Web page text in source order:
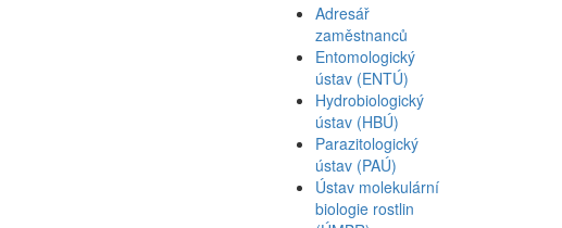
Adresář
zaměstnanců
Entomologický
ústav (ENTÚ)
Hydrobiologický
ústav (HBÚ)
Parazitologický
ústav (PAÚ)
Ústav molekulární
biologie rostlin